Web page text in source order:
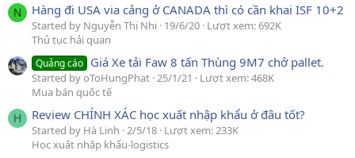
N Hàng đi USA via cảng ở CANADA thì có cần khai ISF 10+2
Started by Nguyễn Thị Nhi 19/6/20 Lượt xem: 692K
Thủ tục hải quan
Quảng cáo Giá Xe tải Faw 8 tấn Thùng 9M7 chở pallet.
Started by oToHungPhat 25/1/21
Lượt xem: 468K
Mua bán quốc tế
H Review CHÍNH XÁC học xuất nhập khẩu ở đâu tốt?
Started by Hà Linh 2/5/18 Lượt xem: 233K
Học xuất nhập khẩu-logistics